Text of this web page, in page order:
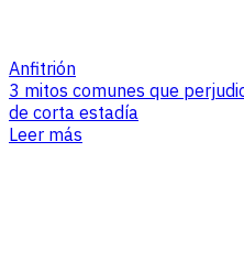
Anfitrión
3 mitos comunes que
de corta estadía
Leer más